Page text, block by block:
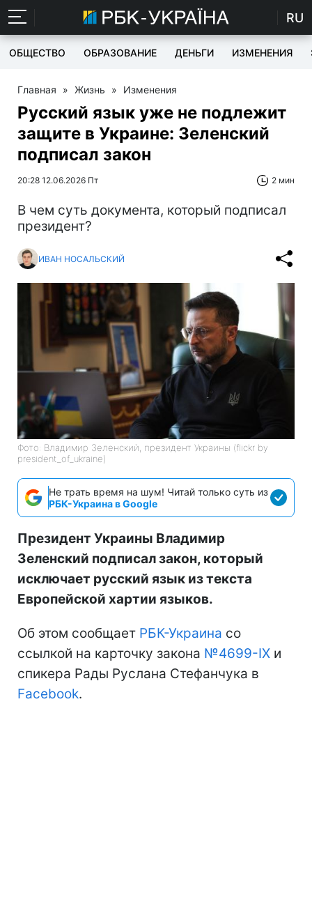
RU
ОБЩЕСТВО ОБРАЗОВАНИЕ ДЕНЬГИ ИЗМЕНЕНИЯ
Главная » Жизнь » Изменения
Русский язык уже не подлежит
защите в Украине: Зеленский
подписал закон
20:28 12.06.2026 Пт 2 мин
В чем суть документа, который подписал
президент?
ИВАН НОСАЛЬСКИЙ
Фото: Владимир Зеленский, президент Украины (flickr by
president_of_ukraine)
Не трать время на шум! Читай только суть из
РБК-Украина в Google
Президент Украины Владимир
Зеленский подписал закон, который
исключает русский язык из текста
Европейской хартии языков.
Об этом сообщает РБК-Украина со
ссылкой на карточку закона №4699-IX и
спикера Рады Руслана Стефанчука в
Facebook.